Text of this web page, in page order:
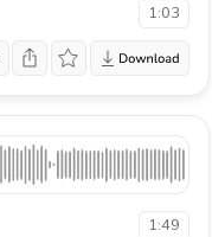
1:03
1:49